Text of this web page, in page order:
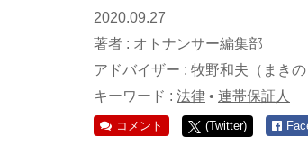
2020.09.27
著者 : オトナンサー編集部
アドバイザー : 牧野和夫（まきの
キーワード : 法律 • 連帯保証人
コメント (Twitter)